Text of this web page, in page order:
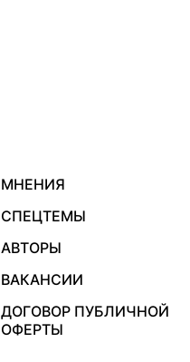
МНЕНИЯ
СПЕЦТЕМЫ
АВТОРЫ
ВАКАНСИИ
ДОГОВОР ПУБЛИЧНОЙ
ОФЕРТЫ